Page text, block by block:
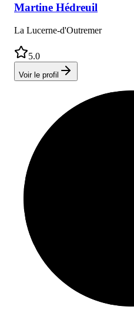
Martine Hédreuil
La Lucerne-d'Outremer
5.0
Voir le profil